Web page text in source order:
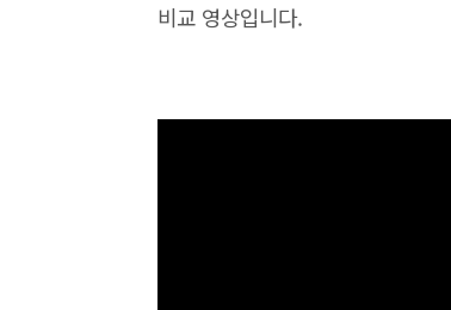
비교 영상입니다.